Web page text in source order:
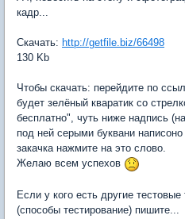
кадр...
Скачать: http://getfile.biz/66498
130 Kb
Чтобы скачать: перейдите по
будет зелёный кваратик со
бесплатно", чуть ниже надпись
под ней серыми буквани
закачка нажмите на это слово.
Желаю всем успехов
Если у кого есть другие
(способы тестирование) пишите...